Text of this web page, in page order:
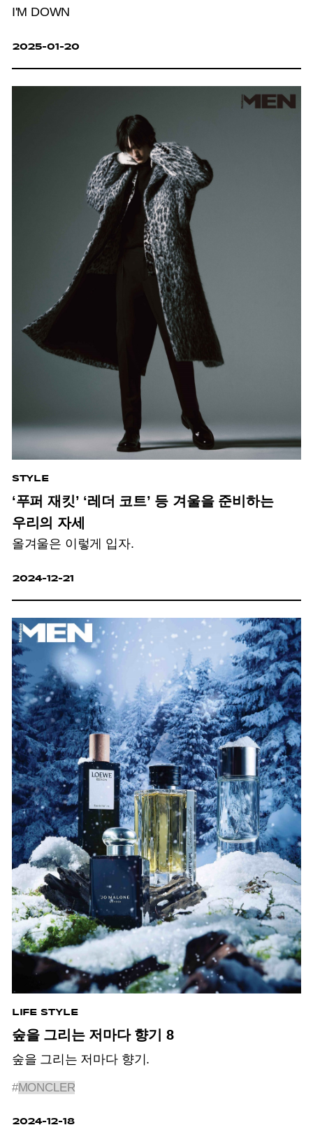
I'M DOWN
2025-01-20
STYLE
‘푸퍼 재킷’ ‘레더 코트’ 등 겨울을 준비하는
우리의 자세
올겨울은 이렇게 입자.
2024-12-21
LIFE STYLE
숲을 그리는 저마다 향기 8
숲을 그리는 저마다 향기.
#MONCLER
2024-12-18